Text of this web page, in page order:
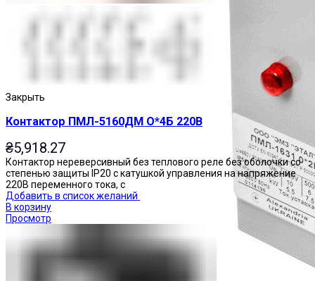
Закрыть
Контактор ПМЛ-5160ДМ О*4Б 220В
₴5,918.27
Контактор нереверсивный без теплового реле без оболочки со
степенью защиты IP20 с катушкой управления на напряжение
220В переменного тока, с
Добавить в список желаний
В корзину
Просмотр